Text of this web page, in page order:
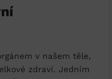
v našem těle,
zdraví. Jedním